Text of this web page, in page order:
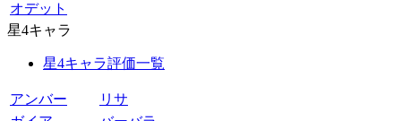
オデット
星4キャラ
星4キャラ評価一覧
アンバー
リサ